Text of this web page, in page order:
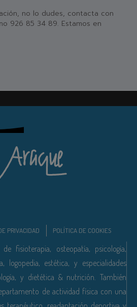
no lo dudes, contacta con
926 85 34 89. Estamos en
PRIVACIDAD POLÍTICA DE COOKIES
fisioterapia, osteopatía, psicología,
logopedia, estética, y especialidades
y dietética & nutrición. También
de actividad física con una